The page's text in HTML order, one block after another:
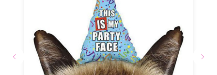
Доставка
по г. Видное, г. Домодедово и
г.Москва.
Доставка до места
мероприятия